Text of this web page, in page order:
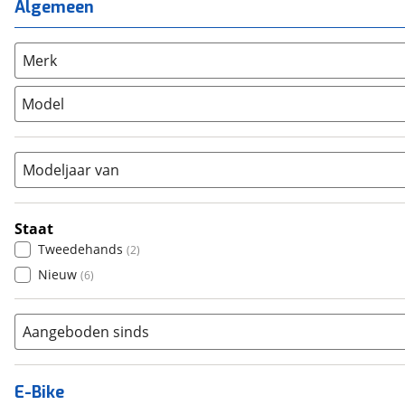
Overig (0)
Racefiets
Stadsfiets (8)
Tandem
Algemeen
Merk
Model
Modeljaar van
Staat
Tweedehands (2)
Nieuw (6)
Aangeboden sinds
E-Bike